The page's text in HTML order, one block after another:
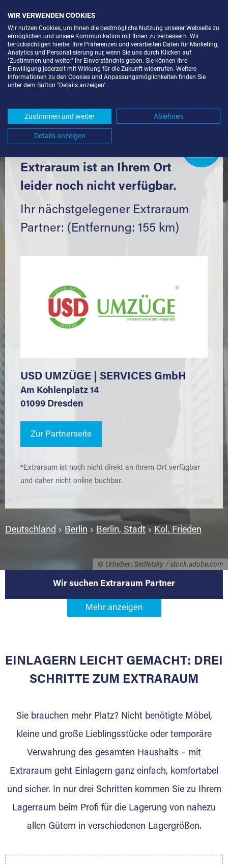
© Urheber: Sedletsky / stock.adobe.com
LAGERBOX IN BERLIN-KOL. FRIEDEN
Komfortabel einlagern mit Extraraum
Extraraum ist an Ihrem Ort
leider noch nicht verfügbar.
Ihr nächstgelegener Extraraum
Partner: (Entfernung: 155 km)
USD UMZÜGE | SERVICES GmbH
Am Kohlenplatz 14
01099 Dresden
Zur Partnerseite
*Extraraum ist noch nicht direkt an Ihrem Ort verfügbar
und daher nicht online buchbar.
Deutschland › Berlin › Berlin, Stadt › Kol. Frieden
Wir suchen Extraraum Partner
Werden Sie Extraraum Partner in
Sie bieten Kunden Lagerraum zur Miete, der
für die Einlagerung von Umzugsgut gebaut
Lagerkunden und Vermietungen.
Ihre Vorteile als Extraraum Partner:
Marktgerechte Preise
Digitale Buchungsplattform
Gewinnung von Neukunden
Nachricht.
EINLAGERN LEICHT GEMACHT: DREI
SCHRITTE ZUM EXTRARAUM
Sie brauchen mehr Platz? Nicht benötigte Möbel,
kleine und große Lieblingsstücke oder temporäre
Verwahrung des gesamten Haushalts – mit
Extraraum geht Einlagern ganz einfach, komfortabel
und sicher. In nur drei Schritten kommen Sie zu Ihrem
Lagerraum beim Profi für die Lagerung von nahezu
allen Gütern in verschiedenen Lagergrößen.
WIR VERWENDEN COOKIES
Wir nutzen Cookies, um Ihnen die bestmögliche Nutzung unserer Webseite zu
ermöglichen und unsere Kommunikation mit Ihnen zu verbessern. Wir
berücksichtigen hierbei Ihre Präferenzen und verarbeiten Daten für Marketing,
Analytics und Personalisierung nur, wenn Sie uns durch Klicken auf
"Zustimmen und weiter" Ihr Einverständnis geben. Sie können Ihre
Einwilligung jederzeit mit Wirkung für die Zukunft widerrufen. Weitere
Informationen zu den Cookies und Anpassungsmöglichkeiten finden Sie
unter dem Button "Details anzeigen".
Zustimmen und weiter Ablehnen
Details anzeigen